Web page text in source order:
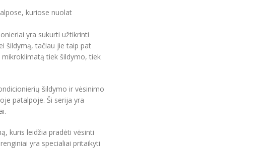
kuriose nuolat
yra sukurti užtikrinti
šildymą, tačiau jie taip pat
tiek šildymo, tiek
šildymo ir vėsinimo
patalpoje. Ši serija yra
kuris leidžia pradėti vėsinti
yra specialiai pritaikyti